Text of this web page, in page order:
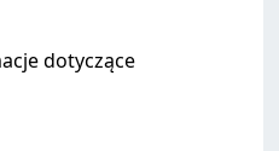
dotyczące